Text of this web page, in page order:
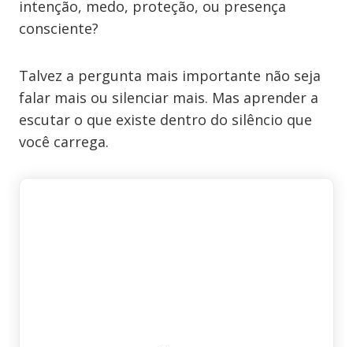
intenção, medo, proteção, ou presença
consciente?
Talvez a pergunta mais importante não seja
falar mais ou silenciar mais. Mas aprender a
escutar o que existe dentro do silêncio que
você carrega.